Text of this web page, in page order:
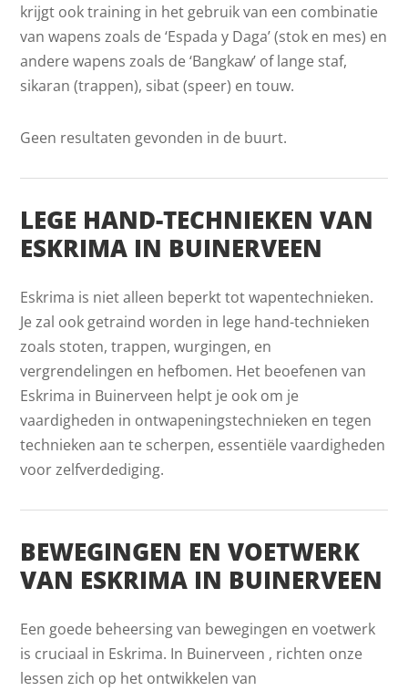
krijgt ook training in het gebruik van een combinatie
van wapens zoals de ‘Espada y Daga’ (stok en mes) en
andere wapens zoals de ‘Bangkaw’ of lange staf,
sikaran (trappen), sibat (speer) en touw.
Geen resultaten gevonden in de buurt.
LEGE HAND-TECHNIEKEN VAN
ESKRIMA IN BUINERVEEN
Eskrima is niet alleen beperkt tot wapentechnieken.
Je zal ook getraind worden in lege hand-technieken
zoals stoten, trappen, wurgingen, en
vergrendelingen en hefbomen. Het beoefenen van
Eskrima in Buinerveen helpt je ook om je
vaardigheden in ontwapeningstechnieken en tegen
technieken aan te scherpen, essentiële vaardigheden
voor zelfverdediging.
BEWEGINGEN EN VOETWERK
VAN ESKRIMA IN BUINERVEEN
Een goede beheersing van bewegingen en voetwerk
is cruciaal in Eskrima. In Buinerveen , richten onze
lessen zich op het ontwikkelen van